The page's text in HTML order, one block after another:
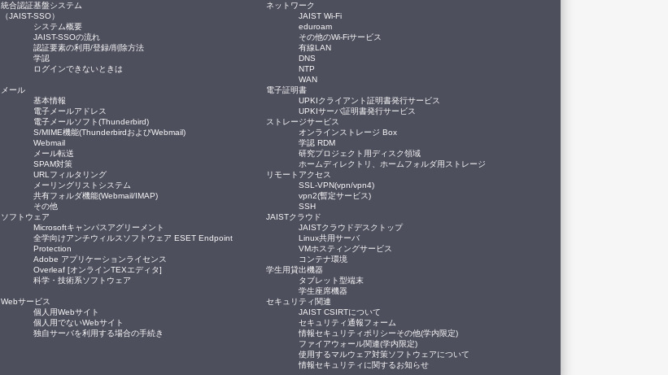
統合認証基盤システム
（JAIST-SSO）
システム概要
JAIST-SSOの流れ
認証要素の利用/登録/削除方法
学認
ログインできないときは
ネットワーク
JAIST Wi-Fi
eduroam
その他のWi-Fiサービス
有線LAN
DNS
NTP
WAN
メール
基本情報
電子メールアドレス
電子メールソフト(Thunderbird)
S/MIME機能(ThunderbirdおよびWebmail)
Webmail
メール転送
SPAM対策
URLフィルタリング
メーリングリストシステム
共有フォルダ機能(Webmail/IMAP)
その他
電子証明書
UPKIクライアント証明書発行サービス
UPKIサーバ証明書発行サービス
ストレージサービス
オンラインストレージ Box
学認 RDM
研究プロジェクト用ディスク領域
ホームディレクトリ、ホームフォルダ用ストレージ
リモートアクセス
SSL-VPN(vpn/vpn4)
vpn2(暫定サービス)
SSH
ソフトウェア
Microsoftキャンパスアグリーメント
全学向けアンチウィルスソフトウェア ESET Endpoint
Protection
Adobe アプリケーションライセンス
Overleaf [オンラインTEXエディタ]
科学・技術系ソフトウェア
JAISTクラウド
JAISTクラウドデスクトップ
Linux共用サーバ
VMホスティングサービス
コンテナ環境
学生用貸出機器
タブレット型端末
学生座席機器
Webサービス
個人用Webサイト
個人用でないWebサイト
独自サーバを利用する場合の手続き
セキュリティ関連
JAIST CSIRTについて
セキュリティ通報フォーム
情報セキュリティポリシーその他(学内限定)
ファイアウォール関連(学内限定)
使用するマルウェア対策ソフトウェアについて
情報セキュリティに関するお知らせ